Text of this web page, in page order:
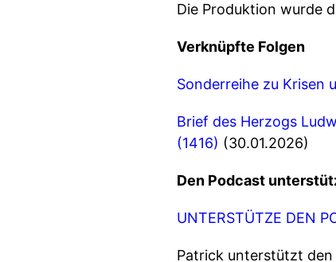
Die Produktion wurde
Verknüpfte Folgen
Sonderreihe zu Krisen
Brief des Herzogs
(1416) (30.01.2026)
Den Podcast
UNTERSTÜTZE DEN
Patrick unterstützt